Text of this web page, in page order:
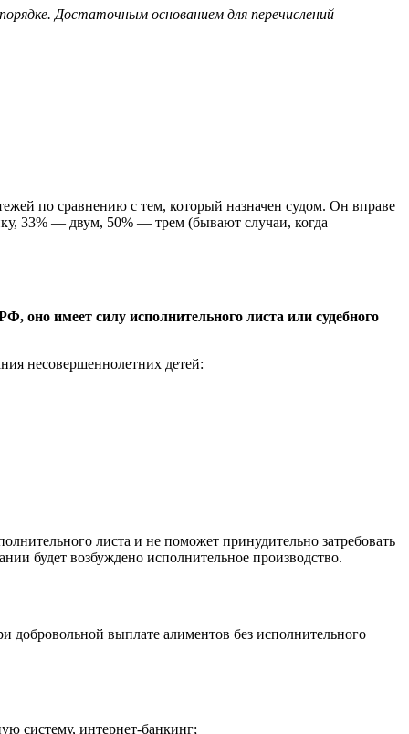
Достаточным основанием для перечислений
по сравнению с тем, который назначен судом. Он вправе
33% — двум, 50% — трем (бывают случаи, когда
оно имеет силу исполнительного листа или судебного
несовершеннолетних детей:
листа и не поможет принудительно затребовать
будет возбуждено исполнительное производство.
добровольной выплате алиментов без исполнительного
систему, интернет-банкинг;